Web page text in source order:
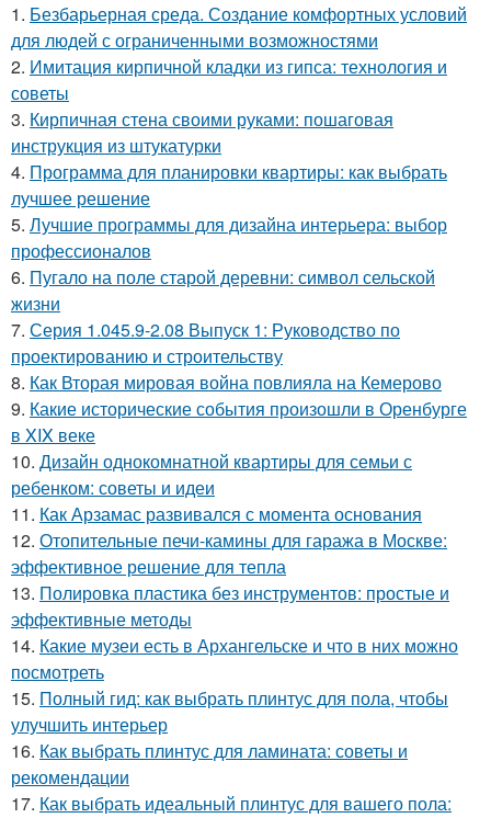
1. Безбарьерная среда. Создание комфортных условий
для людей с ограниченными возможностями
2. Имитация кирпичной кладки из гипса: технология и
советы
3. Кирпичная стена своими руками: пошаговая
инструкция из штукатурки
4. Программа для планировки квартиры: как выбрать
лучшее решение
5. Лучшие программы для дизайна интерьера: выбор
профессионалов
6. Пугало на поле старой деревни: символ сельской
жизни
7. Серия 1.045.9-2.08 Выпуск 1: Руководство по
проектированию и строительству
8. Как Вторая мировая война повлияла на Кемерово
9. Какие исторические события произошли в Оренбурге
в XIX веке
10. Дизайн однокомнатной квартиры для семьи с
ребенком: советы и идеи
11. Как Арзамас развивался с момента основания
12. Отопительные печи-камины для гаража в Москве:
эффективное решение для тепла
13. Полировка пластика без инструментов: простые и
эффективные методы
14. Какие музеи есть в Архангельске и что в них можно
посмотреть
15. Полный гид: как выбрать плинтус для пола, чтобы
улучшить интерьер
16. Как выбрать плинтус для ламината: советы и
рекомендации
17. Как выбрать идеальный плинтус для вашего пола: